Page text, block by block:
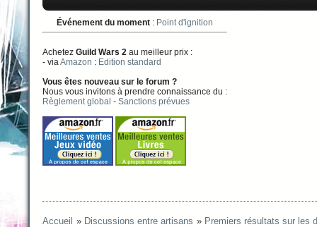
Événement du moment : Point d'ignition
Achetez Guild Wars 2 au meilleur prix :
- viaAmazon : Edition standard
Vous êtes nouveau sur le forum ?
Nous vous invitons à prendre connaissance du :
Règlement global - Sanctions prévues
Accueil » Discussions entre artisans » Premiers résultats sur les